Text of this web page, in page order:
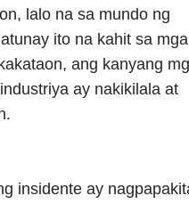
lalo na sa mundo ng
ito na kahit sa
ang kanyang
ay nakikilala at
insidente ay